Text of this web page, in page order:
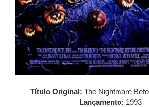
Título Original: The Nightmare
Lançamento: 1993